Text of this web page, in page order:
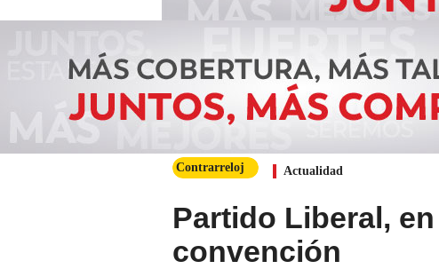
Contrarreloj Actualidad
Partido Liberal,
convención